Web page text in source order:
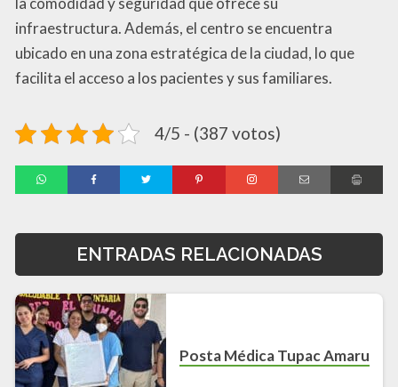
infraestructura. Además, el centro se encuentra
ubicado en una zona estratégica de la ciudad, lo que
facilita el acceso a los pacientes y sus familiares.
4/5 - (387 votos)
ENTRADAS RELACIONADAS
Posta Médica Tupac Amaru